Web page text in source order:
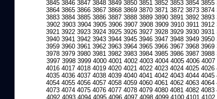
3845 3846 3847 3848 3849 3850 3851 3852 3853 3854 3855
3864 3865 3866 3867 3868 3869 3870 3871 3872 3873 3874
3883 3884 3885 3886 3887 3888 3889 3890 3891 3892 3893
3902 3903 3904 3905 3906 3907 3908 3909 3910 3911 3912
3921 3922 3923 3924 3925 3926 3927 3928 3929 3930 3931
3940 3941 3942 3943 3944 3945 3946 3947 3948 3949 3950
3959 3960 3961 3962 3963 3964 3965 3966 3967 3968 3969
3978 3979 3980 3981 3982 3983 3984 3985 3986 3987 3988
3997 3998 3999 4000 4001 4002 4003 4004 4005 4006 4007
4016 4017 4018 4019 4020 4021 4022 4023 4024 4025 4026
4035 4036 4037 4038 4039 4040 4041 4042 4043 4044 4045
4054 4055 4056 4057 4058 4059 4060 4061 4062 4063 4064
4073 4074 4075 4076 4077 4078 4079 4080 4081 4082 4083
4092 4093 4094 4095 4096 4097 4098 4099 4100 4101 4102